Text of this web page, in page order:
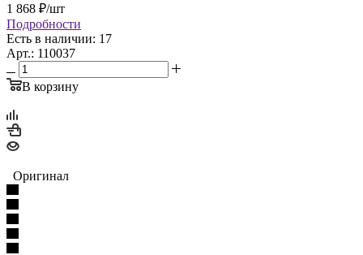
1 868 ₽/шт
Подробности
Есть в наличии: 17
Арт.: 110037
В корзину
Оригинал